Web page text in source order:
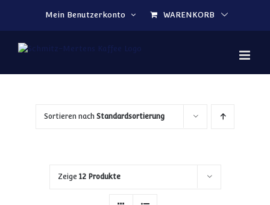
Mein Benutzerkonto
WARENKORB
Sortieren nach Standardsortierung
Zeige 12 Produkte